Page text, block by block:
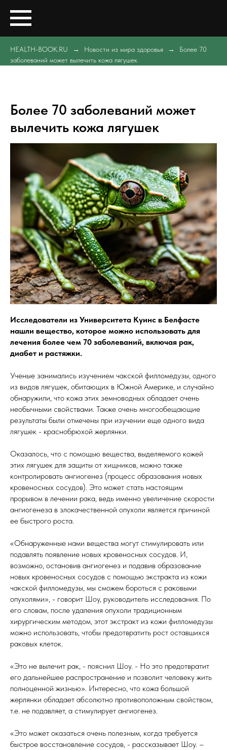
HEALTH-BOOK.RU Новости из мира здоровья
Более 70
заболеваний может вылечить кожа лягушек
Более 70 заболеваний может
вылечить кожа лягушек
Исследователи из Университета Куинс в Белфасте
нашли вещество, которое можно использовать для
лечения более чем 70 заболеваний, включая рак,
диабет и растяжки.
Ученые занимались изучением чакской филломедузы, одного
из видов лягушек, обитающих в Южной Америке, и случайно
обнаружили, что кожа этих земноводных обладает очень
необычными свойствами. Также очень многообещающие
результаты были отмечены при изучении еще одного вида
лягушек - краснобрюхой жерлянки.
Оказалось, что с помощью вещества, выделяемого кожей
этих лягушек для защиты от хищников, можно также
контролировать ангиогенез (процесс образования новых
кровеносных сосудов). Это может стать настоящим
прорывом в лечении рака, ведь именно увеличение скорости
ангиогенеза в злокачественной опухоли является причиной
ее быстрого роста.
«Обнаруженные нами вещества могут стимулировать или
подавлять появление новых кровеносных сосудов. И,
возможно, остановив ангиогенез и подавив образование
новых кровеносных сосудов с помощью экстракта из кожи
чакской филломедузы, мы сможем бороться с раковыми
опухолями», - говорит Шоу, руководитель исследования. По
его словам, после удаления опухоли традиционным
хирургическим методом, этот экстракт из кожи филломедузы
можно использовать, чтобы предотвратить рост оставшихся
раковых клеток.
«Это не вылечит рак, - пояснил Шоу. - Но это предотвратит
его дальнейшее распространение и позволит человеку жить
полноценной жизнью». Интересно, что кожа большой
жерлянки обладает абсолютно противоположным свойством,
т.е. не подавляет, а стимулирует ангиогенез.
«Это может оказаться очень полезным, когда требуется
быстрое восстановление сосудов, - рассказывает Шоу. –